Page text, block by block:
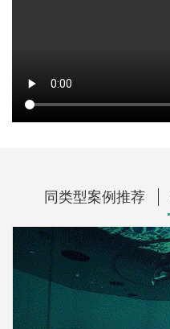
同类型案例推荐